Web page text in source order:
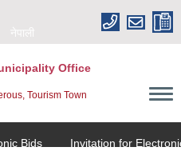
नेपाली
Office
Tourism Town
Invitation for Electronic